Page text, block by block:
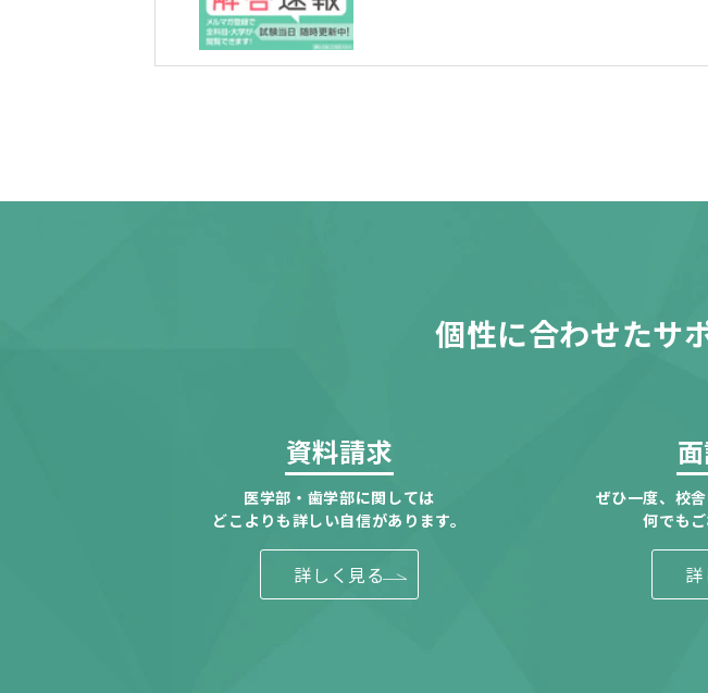
個性に合わせたサ
資料請求
医学部・歯学部に関しては
どこよりも詳しい自信があります。
詳しく見る
ぜひ一度、校
何でもご